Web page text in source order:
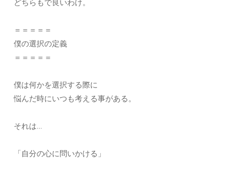
どちらもで良いわけ。
＝＝＝＝＝
僕の選択の定義
＝＝＝＝＝
僕は何かを選択する際に
悩んだ時にいつも考える事がある。
それは…
「自分の心に問いかける」